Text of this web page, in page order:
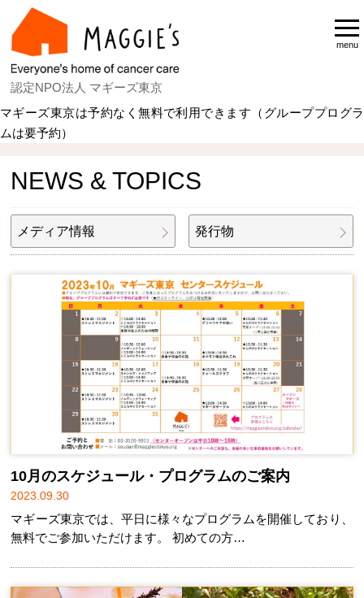
認定NPO法人 マギーズ東京
menu
マギーズ東京は予約なく無料で利用できます（グループプログラ
ムは要予約）
NEWS & TOPICS
メディア情報 発行物
10月のスケジュール・プログラムのご案内
2023.09.30
マギーズ東京では、平日に様々なプログラムを開催しており、
無料でご参加いただけます。 初めての方…